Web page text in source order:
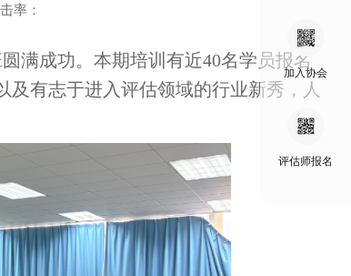
率：
满成功。本期培训有近40名学员报名
有志于进入评估领域的行业新秀，人
加入协会
评估师报名